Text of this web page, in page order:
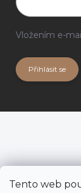
Tento web
Vložením e-
Přihlásit se